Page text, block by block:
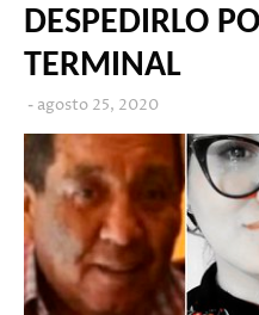
DESPEDIRLO
TERMINAL
agosto 25, 2020